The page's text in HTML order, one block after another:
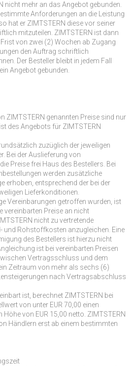
nicht mehr an das Angebot gebunden.
Anforderungen an die Leistung
hat er ZIMTSTERN diese vor seiner
mitzuteilen. ZIMTSTERN ist dann
von zwei (2) Wochen ab Zugang
den Auftrag schriftlich
Der Besteller bleibt in jedem Fall
Angebot gebunden.
ZIMTSTERN genannten Preise sind nur
des Angebots für ZIMTSTERN
zuzüglich der jeweiligen
Bei der Auslieferung von
Preise frei Haus des Bestellers. Bei
werden zusätzliche
erhoben, entsprechend der bei der
Lieferkonditionen.
Vereinbarungen getroffen wurden, ist
vereinbarten Preise an nicht
nicht zu vertretende
und Rohstoffkosten anzugleichen. Eine
des Bestellers ist hierzu nicht
ist bei vereinbarten Preisen
Vertragsschluss und dem
Zeitraum von mehr als sechs (6)
nach Vertragsabschluss
ist, berechnet ZIMTSTERN bei
von unter EUR 70,00 einen
von EUR 15,00 netto. ZIMTSTERN
Händlern erst ab einem bestimmten